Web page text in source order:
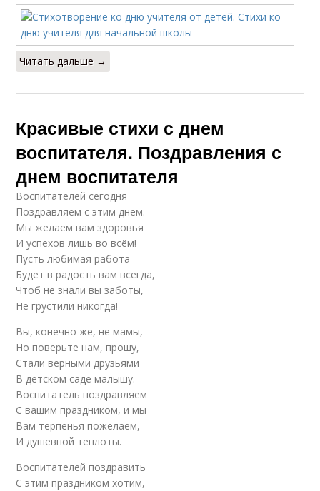
Читать дальше →
Красивые стихи с днем
воспитателя. Поздравления с
днем воспитателя
Воспитателей сегодня
Поздравляем с этим днем.
Мы желаем вам здоровья
И успехов лишь во всём!
Пусть любимая работа
Будет в радость вам всегда,
Чтоб не знали вы заботы,
Не грустили никогда!
Вы, конечно же, не мамы,
Но поверьте нам, прошу,
Стали верными друзьями
В детском саде малышу.
Воспитатель поздравляем
С вашим праздником, и мы
Вам терпенья пожелаем,
И душевной теплоты.
Воспитателей поздравить
С этим праздником хотим,